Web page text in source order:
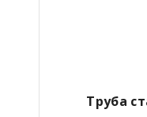
Труба